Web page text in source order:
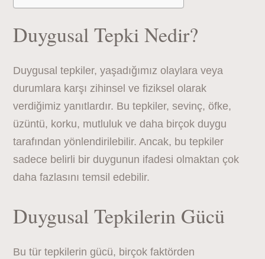
Duygusal Tepki Nedir?
Duygusal tepkiler, yaşadığımız olaylara veya
durumlara karşı zihinsel ve fiziksel olarak
verdiğimiz yanıtlardır. Bu tepkiler, sevinç, öfke,
üzüntü, korku, mutluluk ve daha birçok duygu
tarafından yönlendirilebilir. Ancak, bu tepkiler
sadece belirli bir duygunun ifadesi olmaktan çok
daha fazlasını temsil edebilir.
Duygusal Tepkilerin Gücü
Bu tür tepkilerin gücü, birçok faktörden